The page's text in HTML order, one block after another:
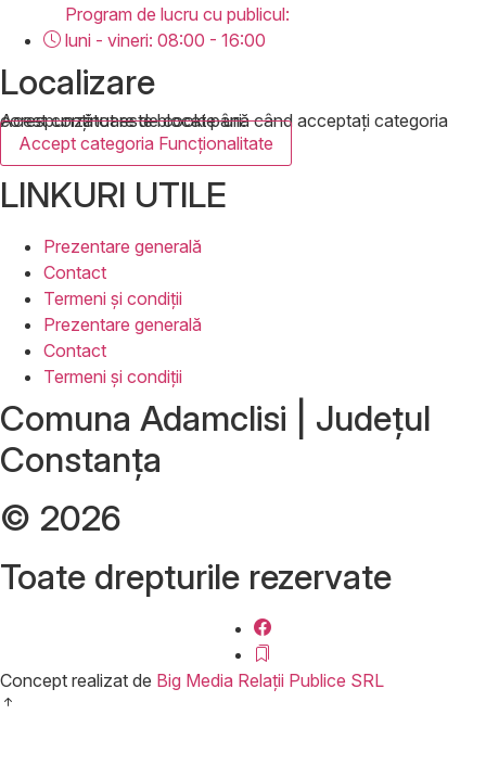
Program de lucru cu publicul:
luni - vineri: 08:00 - 16:00
Localizare
Acest conținut este blocat până când acceptați categoria corespunzătoare de cookie-uri.
Accept categoria Funcționalitate
LINKURI UTILE
Prezentare generală
Contact
Termeni și condiții
Prezentare generală
Contact
Termeni și condiții
Comuna Adamclisi | Județul
Constanța
© 2026
Toate drepturile rezervate
Concept realizat de Big Media Relații Publice SRL